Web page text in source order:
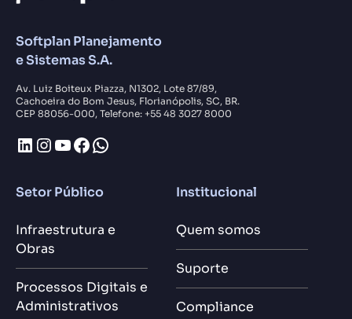
Softplan Planejamento
e Sistemas S.A.
Av. Luiz Boiteux Piazza, N1302, Lote 87/89,
Cachoeira do Bom Jesus, Florianópolis, SC, BR.
CEP 88056-000, Telefone: +55 48 3027 8000
LinkedIn
Instagram
Youtube
Facebook
WhatsApp
Setor Público
Infraestrutura e
Obras
Processos Digitais e
Administrativos
Institucional
Quem somos
Suporte
Compliance